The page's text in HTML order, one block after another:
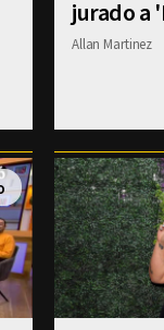
jurado a
Allan Martinez